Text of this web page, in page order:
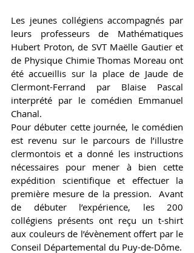
Les jeunes collégiens accompagnés par
leurs professeurs de Mathématiques
Hubert Proton, de SVT Maëlle Gautier et
de Physique Chimie Thomas Moreau ont
été accueillis sur la place de Jaude de
Clermont-Ferrand par Blaise Pascal
interprété par le comédien Emmanuel
Chanal.
Pour débuter cette journée, le comédien
est revenu sur le parcours de l’illustre
clermontois et a donné les instructions
nécessaires pour mener à bien cette
expédition scientifique et effectuer la
première mesure de la pression.  Avant
de débuter l’expérience, les 200
collégiens présents ont reçu un t-shirt
aux couleurs de l’évènement offert par le